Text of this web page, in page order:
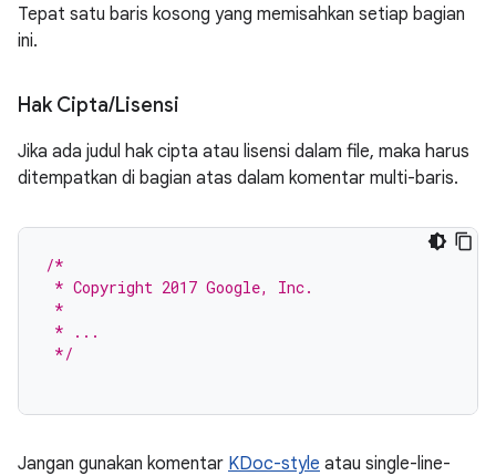
Tepat satu baris kosong yang memisahkan setiap bagian
ini.
Hak Cipta/Lisensi
Jika ada judul hak cipta atau lisensi dalam file, maka harus
ditempatkan di bagian atas dalam komentar multi-baris.
/*
* Copyright 2017 Google, Inc.
*
* ...
*/
Jangan gunakan komentar KDoc-style atau single-line-